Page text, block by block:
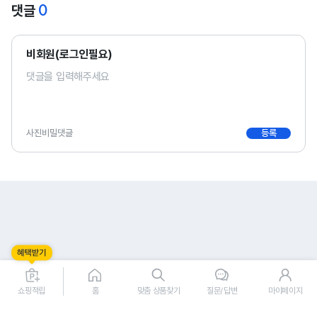
댓글 0
비회원(로그인필요)
사진비밀댓글 등록
0
쇼핑적립 홈 맞춤 상품찾기 질문/답변 마이페이지